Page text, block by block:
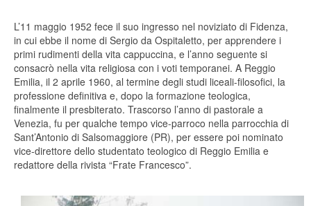
L’11 maggio 1952 fece il suo ingresso nel noviziato di Fidenza,
in cui ebbe il nome di Sergio da Ospitaletto, per apprendere i
primi rudimenti della vita cappuccina, e l’anno seguente si
consacrò nella vita religiosa con i voti temporanei. A Reggio
Emilia, il 2 aprile 1960, al termine degli studi liceali-filosofici, la
professione definitiva e, dopo la formazione teologica,
finalmente il presbiterato. Trascorso l’anno di pastorale a
Venezia, fu per qualche tempo vice-parroco nella parrocchia di
Sant’Antonio di Salsomaggiore (PR), per essere poi nominato
vice-direttore dello studentato teologico di Reggio Emilia e
redattore della rivista “Frate Francesco”.